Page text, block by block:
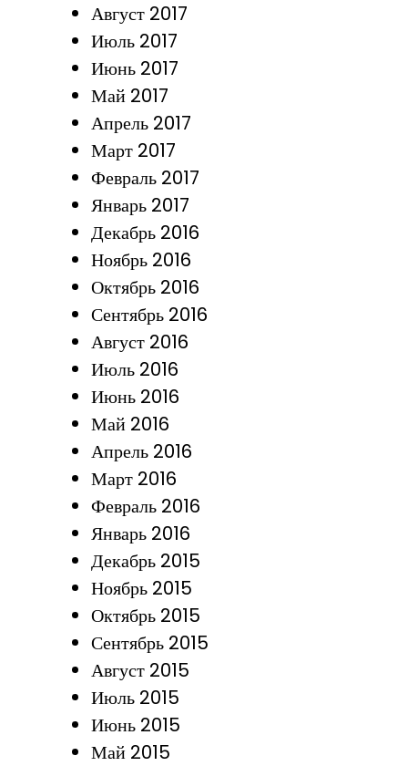
Август 2017
Июль 2017
Июнь 2017
Май 2017
Апрель 2017
Март 2017
Февраль 2017
Январь 2017
Декабрь 2016
Ноябрь 2016
Октябрь 2016
Сентябрь 2016
Август 2016
Июль 2016
Июнь 2016
Май 2016
Апрель 2016
Март 2016
Февраль 2016
Январь 2016
Декабрь 2015
Ноябрь 2015
Октябрь 2015
Сентябрь 2015
Август 2015
Июль 2015
Июнь 2015
Май 2015